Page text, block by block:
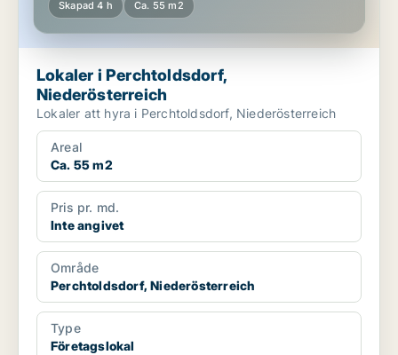
Skapad 4 h Ca. 55 m2
Lokaler i Perchtoldsdorf,
Niederösterreich
Lokaler att hyra i Perchtoldsdorf, Niederösterreich
Areal
Ca. 55 m2
Pris pr. md.
Inte angivet
Område
Perchtoldsdorf, Niederösterreich
Type
Företagslokal